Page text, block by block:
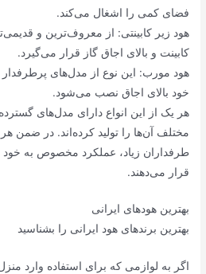
فضای کمی را اشغال می‌کند.
هود زیر کابینتی: از معروف‌ترین و
کابینت و بالای اجاق گاز قرار می‌گیرد.
هود مورب: این نوع از مدل‌های
خود بالای اجاق نصب می‌شود.
هر یک از این انواع دارای مدل‌های
مختلف آن‌ها را تولید کرده‌اند. در ضمن
طرفداران زیاد، عملکرد مخصوص به خود
قرار می‌دهند.
بهترین هودهای ایرانی
بهترین برندهای هود ایرانی را بشناسید
اگر به لوازمی که برای استفاده وارد